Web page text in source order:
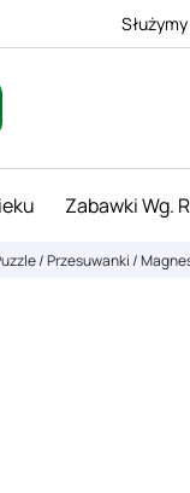
Zabawki Wg.
/ Przesuwanki /